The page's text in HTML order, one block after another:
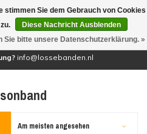
(0)
info@lossebanden.nl
Am meisten angesehen
stimmen Sie dem Gebrauch von Cookies
Diese Nachricht Ausblenden
Sie bitte unsere Datenschutzerklärung. »